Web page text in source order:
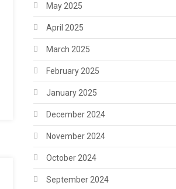
May 2025
April 2025
March 2025
February 2025
January 2025
December 2024
November 2024
October 2024
September 2024